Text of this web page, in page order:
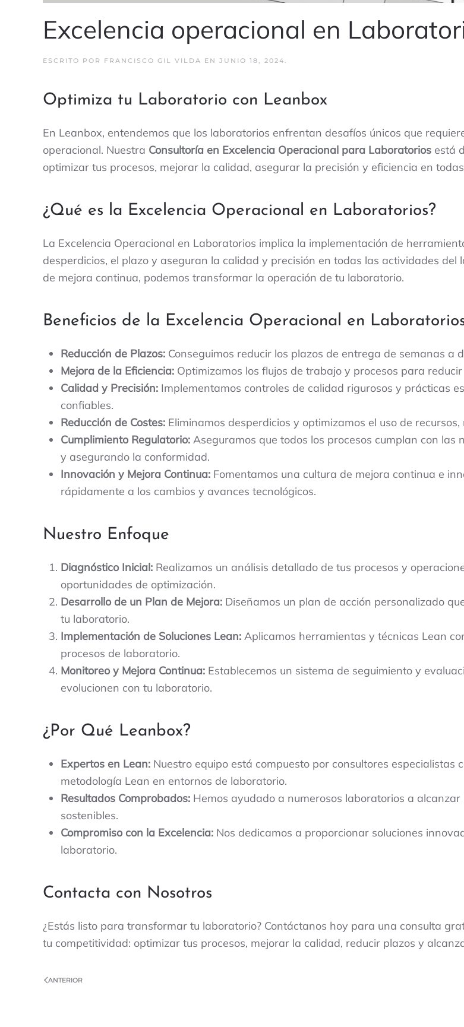
Excelencia operacional en
ESCRITO POR FRANCISCO GIL VILDA EN JUNIO 18, 2024
Optimiza tu Laboratorio con Leanbox
En Leanbox, entendemos que los laboratorios enfrentan desafíos únicos que
operacional. Nuestra Consultoría en Excelencia Operacional para Laboratorios está
optimizar tus procesos, mejorar la calidad, asegurar la precisión y eficiencia en
¿Qué es la Excelencia Operacional en Laboratorios?
La Excelencia Operacional en Laboratorios implica la implementación de
desperdicios, el plazo y aseguran la calidad y precisión en todas las actividades
de mejora continua, podemos transformar la operación de tu laboratorio.
Beneficios de la Excelencia Operacional en
Reducción de Plazos: Conseguimos reducir los plazos de entrega de semanas a
Mejora de la Eficiencia: Optimizamos los flujos de trabajo y procesos para
Calidad y Precisión: Implementamos controles de calidad rigurosos y prácticas
confiables.
Reducción de Costes: Eliminamos desperdicios y optimizamos el uso de
Cumplimiento Regulatorio: Aseguramos que todos los procesos cumplan con
y asegurando la conformidad.
Innovación y Mejora Continua: Fomentamos una cultura de mejora continua e
rápidamente a los cambios y avances tecnológicos.
Nuestro Enfoque
Diagnóstico Inicial: Realizamos un análisis detallado de tus procesos y
oportunidades de optimización.
Desarrollo de un Plan de Mejora: Diseñamos un plan de acción personalizado
tu laboratorio.
Implementación de Soluciones Lean: Aplicamos herramientas y técnicas Lean
procesos de laboratorio.
Monitoreo y Mejora Continua: Establecemos un sistema de seguimiento y
evolucionen con tu laboratorio.
¿Por Qué Leanbox?
Expertos en Lean: Nuestro equipo está compuesto por consultores
metodología Lean en entornos de laboratorio.
Resultados Comprobados: Hemos ayudado a numerosos laboratorios a
sostenibles.
Compromiso con la Excelencia: Nos dedicamos a proporcionar soluciones
laboratorio.
Contacta con Nosotros
¿Estás listo para transformar tu laboratorio? Contáctanos hoy para una consulta
tu competitividad: optimizar tus procesos, mejorar la calidad, reducir plazos y
ANTERIOR